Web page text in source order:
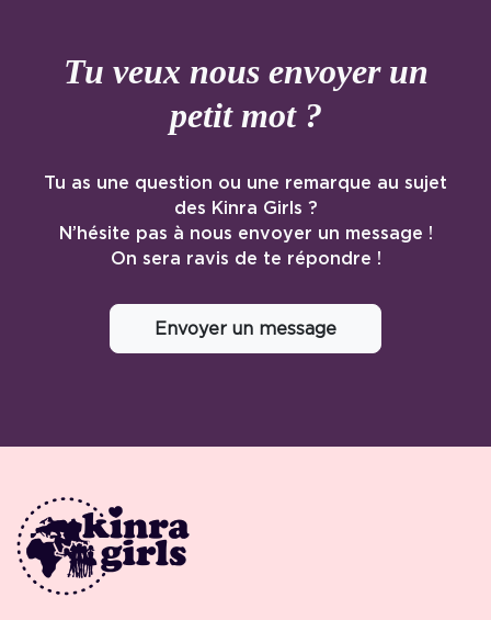
Tu veux nous envoyer un
petit mot ?
Tu as une question ou une remarque au sujet
des Kinra Girls ?
N’hésite pas à nous envoyer un message !
On sera ravis de te répondre !
Envoyer un message